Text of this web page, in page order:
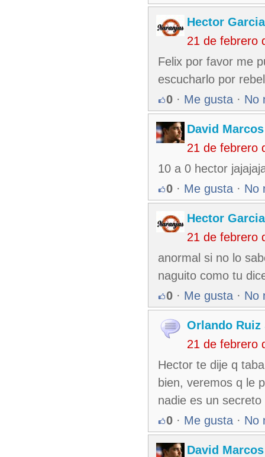
Hector Garcia
21 de febrero
Felix por favor me
escucharlo por
0 · Me gusta · No
David Marcos
21 de febrero
10 a 0 hector
0 · Me gusta · No
Hector Garcia
21 de febrero
anormal si no lo
naguito como tu
0 · Me gusta · No
Orlando Ruiz
21 de febrero
Hector te dije q
bien, veremos q le
nadie es un
0 · Me gusta · No
David Marcos